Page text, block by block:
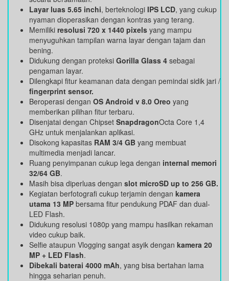
Layar luas 5.65 inchi, berteknologi IPS LCD, yang cukup
nyaman dioperasikan dengan kontras yang terang.
Memiliki resolusi 720 x 1440 pixels yang mampu
menyuguhkan tampilan warna layar dengan tajam dan
bening.
Didukung dengan proteksi Gorilla Glass 4 sebagai
pengaman layar.
Dilengkapi fitur keamanan data dengan pemindai sidik jari /
fingerprint sensor.
Beroperasi dengan OS Android v 8.0 Oreo yang
memberikan pilihan fitur terbaru.
Disenjatai dengan Chipset SnapdragonOcta Core 1,4
GHz untuk menjalankan aplikasi.
Disokong kapasitas RAM 3/4 GB yang membuat
multimedia menjadi lancar.
Ruang penyimpanan cukup lega dengan internal memori
32/64 GB.
Masih bisa diperluas dengan slot microSD up to 256 GB.
Kegiatan berfotografi cukup terjamin dengan kamera
utama 13 MP bersama fitur pendukung PDAF dan dual-
LED Flash.
Didukung resolusi 1080p yang mampu hasilkan rekaman
video cukup baik.
Selfie ataupun Vlogging sangat asyik dengan kamera 20
MP + LED Flash.
Dibekali baterai 4000 mAh, yang bisa bertahan lama
hingga seharian penuh.